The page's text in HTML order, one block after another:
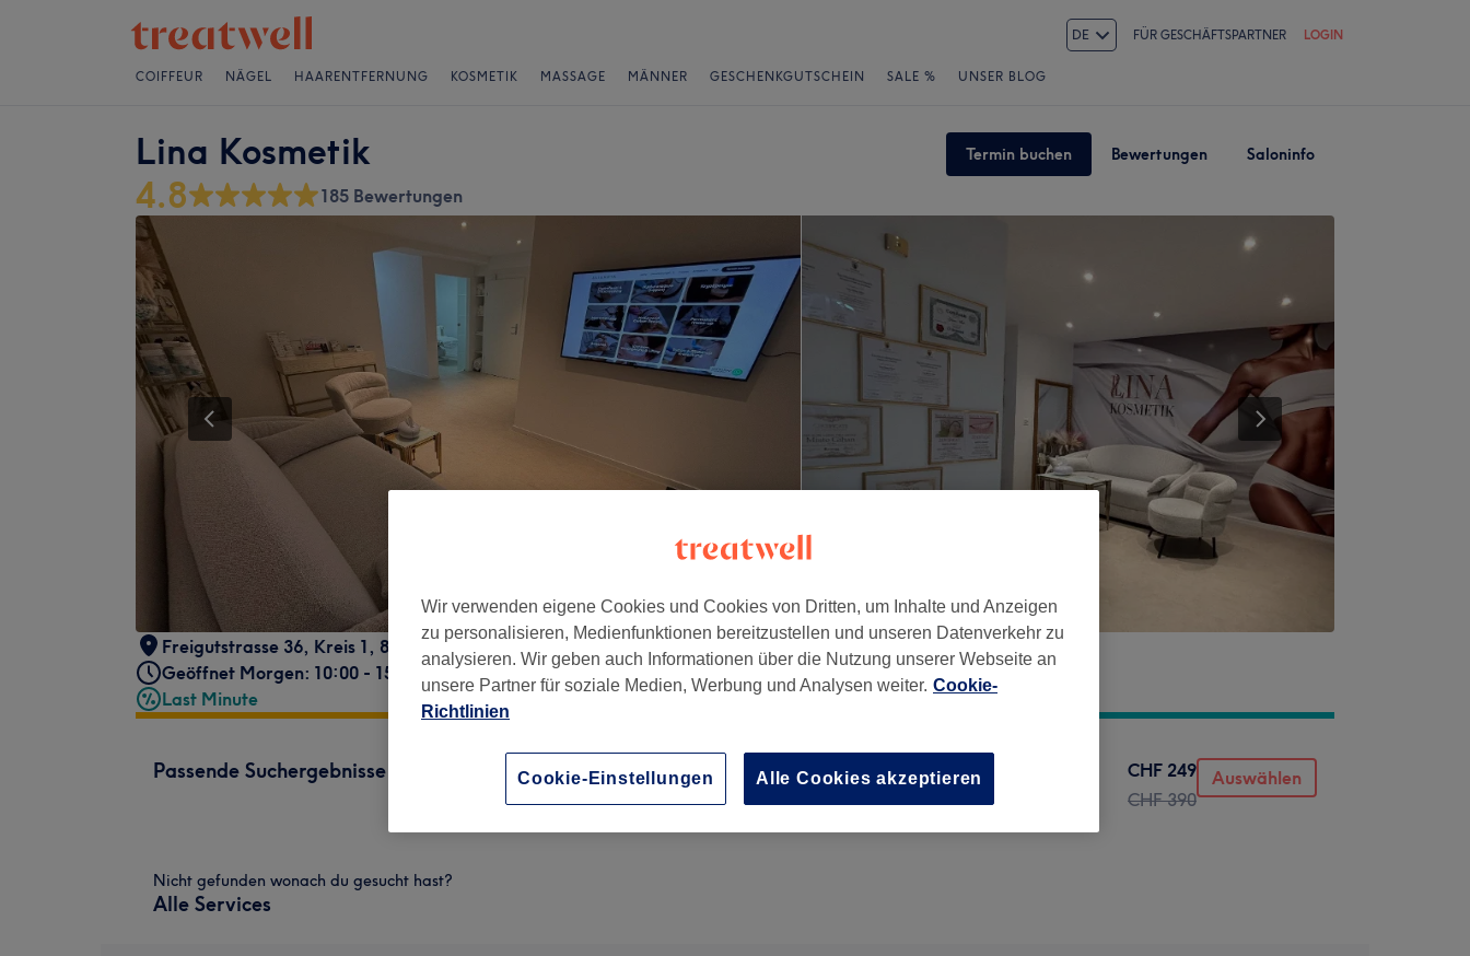
DE FÜR GESCHÄFTSPARTNER LOGIN
COIFFEUR NÄGEL HAARENTFERNUNG KOSMETIK MASSAGE MÄNNER GESCHENKGUTSCHEIN SALE % UNSER BLOG
Lina Kosmetik Termin buchen Bewertungen Saloninfo
4.8 185 Bewertungen
Freigutstrasse 36, Kreis 1 , 8001 Zürich, 8001
Geöffnet Morgen: 10:00 - 15:00
Last Minute
Passende Suchergebnisse
Körperbehandlung - Peeling Rucken Green peel
CHF 249
CHF 390
Auswählen
Nicht gefunden wonach du gesucht hast?
Alle Services
Wir verwenden eigene Cookies und Cookies von Dritten, um Inhalte und Anzeigen
zu personalisieren, Medienfunktionen bereitzustellen und unseren Datenverkehr zu
analysieren. Wir geben auch Informationen über die Nutzung unserer Webseite an
unsere Partner für soziale Medien, Werbung und Analysen weiter. Cookie-
Richtlinien
Alle Cookies akzeptieren
Cookie-Einstellungen